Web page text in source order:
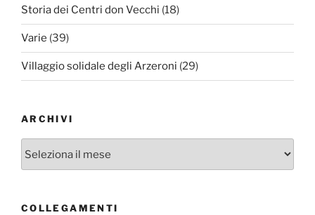
Storia dei Centri don Vecchi (18)
Varie (39)
Villaggio solidale degli Arzeroni (29)
ARCHIVI
Archivi
COLLEGAMENTI